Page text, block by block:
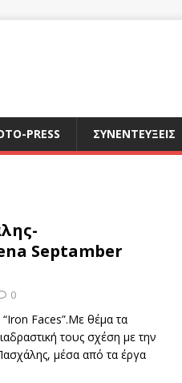
PRESS ΣΥΝΕΝΤΕΥΞΕΙΣ
Septamber
0
Faces”.Mε θέμα τα
τους σχέση με την
μέσα από τα έργα